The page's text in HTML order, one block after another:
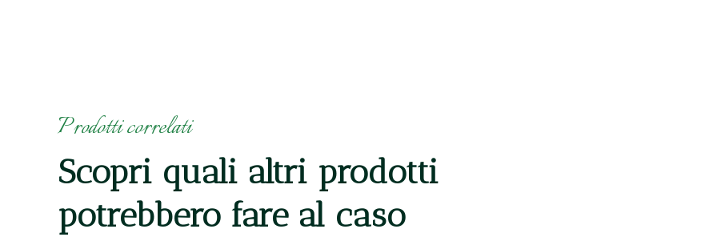
Prodotti correlati
Scopri quali altri prodotti
potrebbero fare al caso